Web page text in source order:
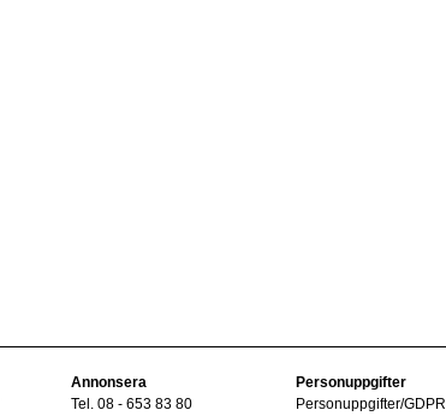
Annonsera
Tel. 08 - 653 83 80
Personuppgifter
Personuppgifter/GDPR